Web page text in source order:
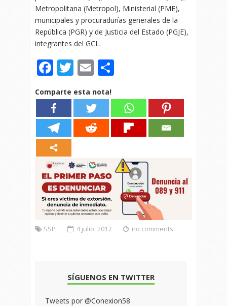
Metropolitana (Metropol), Ministerial (PME),
municipales y procuradurías generales de la
República (PGR) y de Justicia del Estado (PGJE),
integrantes del GCL.
Facebook
Twitter
Email
Comparte esta nota!
SSP 4 julio, 2017 no comments
SÍGUENOS EN TWITTER
Tweets por @Conexion58